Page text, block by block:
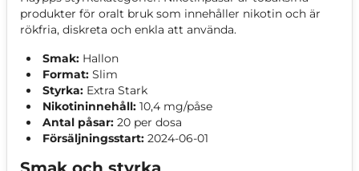
produkter för oralt bruk som innehåller nikotin och är
rökfria, diskreta och enkla att använda.
Smak: Hallon
Format: Slim
Styrka: Extra Stark
Nikotininnehåll: 10,4 mg/påse
Antal påsar: 20 per dosa
Försäljningsstart: 2024-06-01